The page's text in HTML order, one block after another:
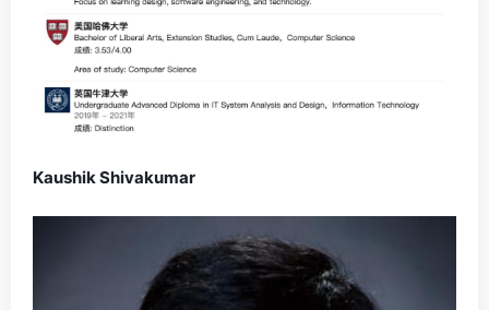
Kaushik Shivakumar